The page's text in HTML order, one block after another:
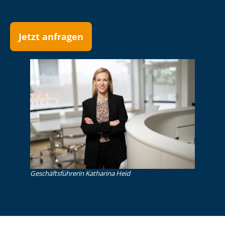
Jetzt anfragen
Ge­schäfts­füh­re­rin Katharina Heid